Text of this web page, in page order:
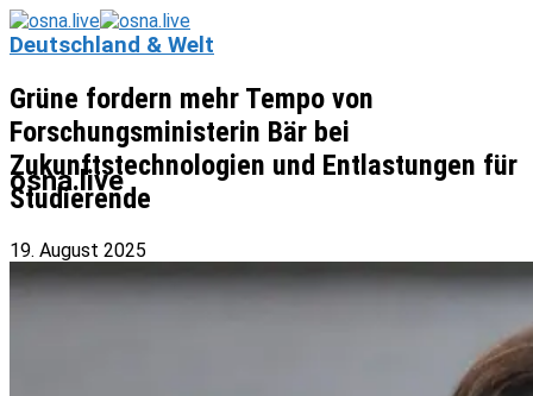
osna.live
Deutschland & Welt
Grüne fordern mehr Tempo von
Forschungsministerin Bär bei
Zukunftstechnologien und Entlastungen für
Studierende
19. August 2025